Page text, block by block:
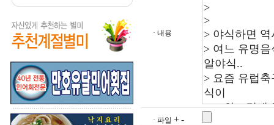
· 내용
· 파일 + -